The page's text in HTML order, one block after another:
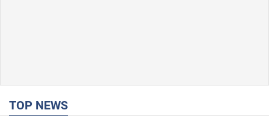
TOP NEWS